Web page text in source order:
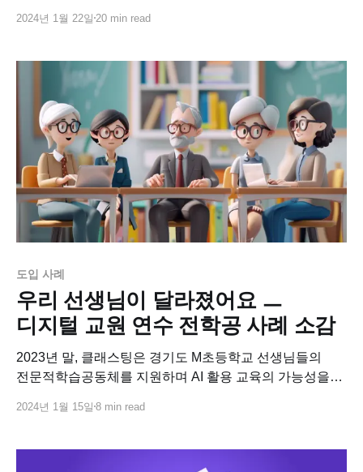
하반기에 처음 시행된 디지털 선도학교 사업의
선도학교는 이제 막 크고 무거운 첫걸음을 떼고 첫 회를
마무리하고 있습니다. 여기, 기꺼이 첫 번째 펭귄이
2024년 1월 22일 20 min read
도입 사례
우리 선생님이 달라졌어요 ㅡ
디지털 교원 연수 전학공 사례 소감
2023년 말, 클래스팅은 경기도 M초등학교 선생님들의
전문적학습공동체를 지원하며 AI 활용 교육의 가능성을
함께 살펴볼까요?
2024년 1월 15일 8 min read